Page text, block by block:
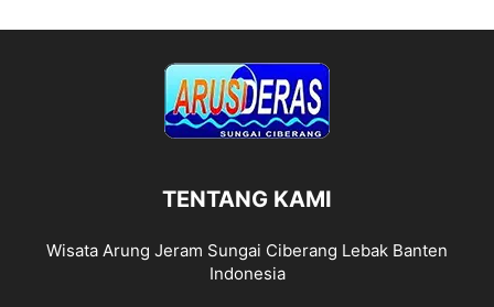
TENTANG KAMI
Wisata Arung Jeram Sungai Ciberang Lebak Banten
Indonesia